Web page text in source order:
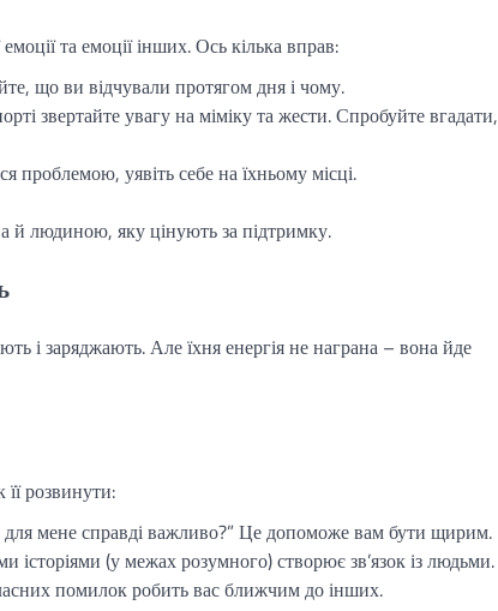
та емоції інших. Ось кілька вправ:
що ви відчували протягом дня і чому.
звертайте увагу на міміку та жести. Спробуйте вгадати,
проблемою, уявіть себе на їхньому місці.
й людиною, яку цінують за підтримку.
і заряджають. Але їхня енергія не награна – вона йде
розвинути:
мене справді важливо?” Це допоможе вам бути щирим.
історіями (у межах розумного) створює зв’язок із людьми.
помилок робить вас ближчим до інших.